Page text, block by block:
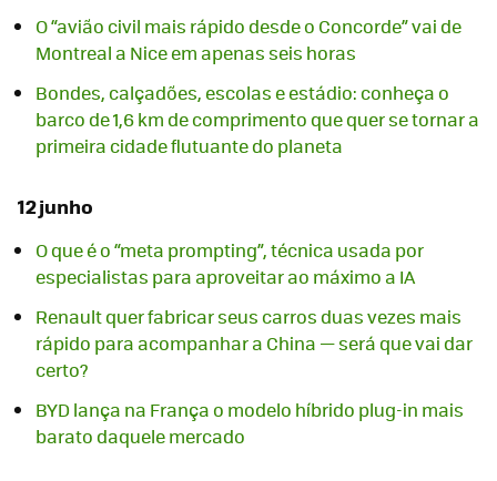
O “avião civil mais rápido desde o Concorde” vai de
Montreal a Nice em apenas seis horas
Bondes, calçadões, escolas e estádio: conheça o
barco de 1,6 km de comprimento que quer se tornar a
primeira cidade flutuante do planeta
12 junho
O que é o “meta prompting”, técnica usada por
especialistas para aproveitar ao máximo a IA
Renault quer fabricar seus carros duas vezes mais
rápido para acompanhar a China — será que vai dar
certo?
BYD lança na França o modelo híbrido plug-in mais
barato daquele mercado